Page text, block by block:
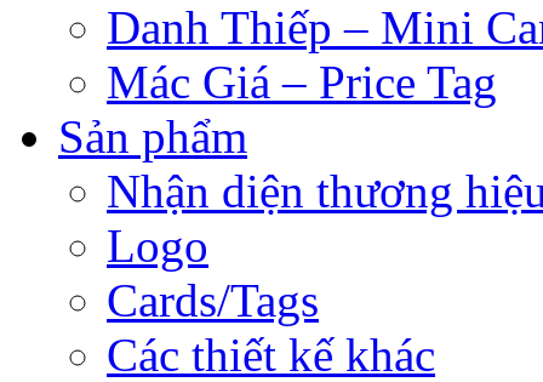
Danh Thiếp – Mini
Mác Giá – Price Tag
Sản phẩm
Nhận diện thương
Logo
Cards/Tags
Các thiết kế khác